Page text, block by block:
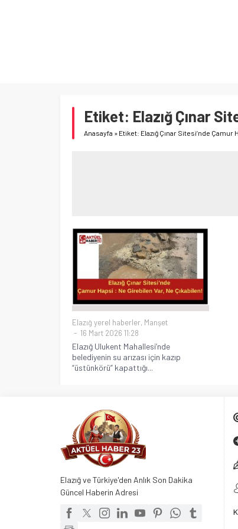
Etiket: Elazığ Çınar
Anasayfa » Etiket: Elazığ Çınar Sitesi’nde Çamur
Elazığ yerel haberler, Manşet
16 Mart 2026 11:28
Elazığ Ulukent Mahallesi’nde
belediyenin su arızası için kazıp
“üstünkörü” kapattığı...
Elazığ ve Türkiye'den Anlık Son Dakika
Güncel Haberin Adresi